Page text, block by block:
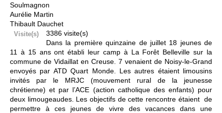
Soulmagnon
Aurélie Martin
Thibault Dauchet
Visite(s)
3386 visite(s)
Dans la première quinzaine de juillet 18 jeunes de
11 à 15 ans ont établi leur camp à La Forêt Belleville sur la
commune de Vidaillat en Creuse. 7 venaient de Noisy-le-Grand
envoyés par ATD Quart Monde. Les autres étaient limousins
invités par le MRJC (mouvement rural de la jeunesse
chrétienne) et par l’ACE (action catholique des enfants) pour
deux limougeaudes. Les objectifs de cette rencontre étaient de
permettre à ces jeunes de vivre des vacances dans une